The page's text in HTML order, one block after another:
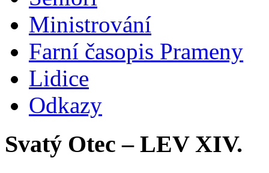
Ministrování
Farní časopis Prameny
Lidice
Odkazy
Svatý Otec – LEV XIV.